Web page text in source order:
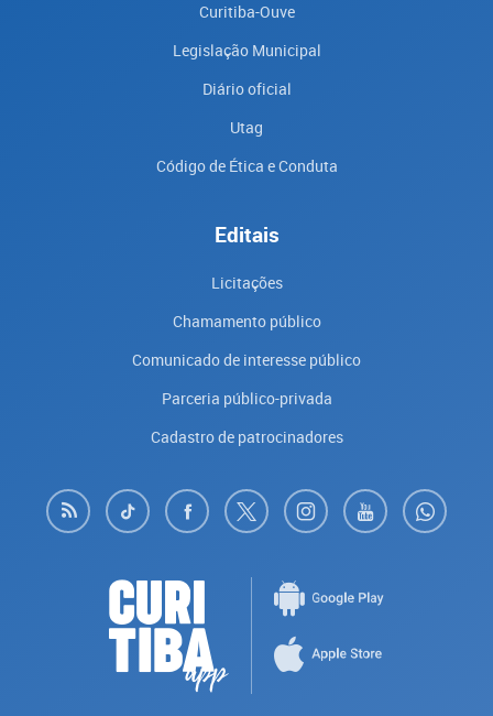
Curitiba-Ouve
Legislação Municipal
Diário oficial
Utag
Código de Ética e Conduta
Editais
Licitações
Chamamento público
Comunicado de interesse público
Parceria público-privada
Cadastro de patrocinadores